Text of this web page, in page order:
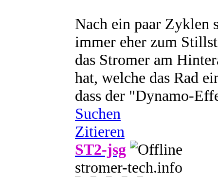
Nach ein paar Zyklen
immer eher zum
das Stromer am
hat, welche das Rad
dass der "Dynamo-
Suchen
Zitieren
ST2-jsg
stromer-tech.info